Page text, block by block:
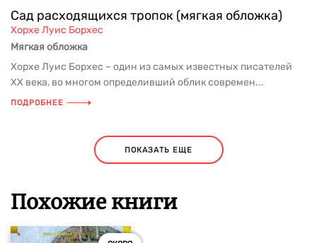
Сад расходящихся тропок (мягкая обложка)
Хорхе Луис Борхес
Мягкая обложка
Хорхе Луис Борхес – один из самых известных писателей
ХХ века, во многом определивший облик современ...
ПОДРОБНЕЕ
ПОКАЗАТЬ ЕЩЕ
Похожие книги